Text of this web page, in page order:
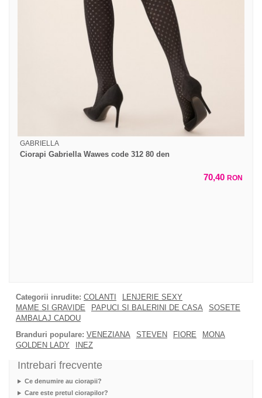
GABRIELLA
Ciorapi Gabriella Wawes code 312 80 den
70,40 RON
Categorii inrudite: COLANTI
LENJERIE SEXY
MAME SI GRAVIDE
PAPUCI SI BALERINI DE CASA
SOSETE
AMBALAJ CADOU
Branduri populare: VENEZIANA STEVEN FIORE
MONA
GOLDEN LADY
INEZ
Intrebari frecvente
Ce denumire au ciorapii?
Care este pretul ciorapilor?